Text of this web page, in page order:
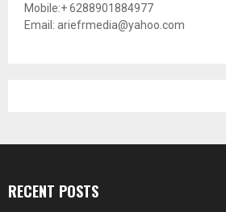
Mobile:+ 6288901884977
Email: ariefrmedia@yahoo.com
RECENT POSTS